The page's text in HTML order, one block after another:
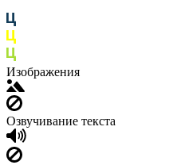
Изображения
Озвучивание текста